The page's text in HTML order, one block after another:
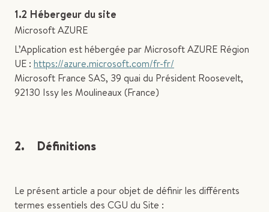
1.2 Hébergeur du site
Microsoft AZURE
L’Application est hébergée par Microsoft AZURE Région
UE : https://azure.microsoft.com/fr-fr/
Microsoft France SAS, 39 quai du Président Roosevelt,
92130 Issy les Moulineaux (France)
2. Définitions
Le présent article a pour objet de définir les différents
termes essentiels des CGU du Site :